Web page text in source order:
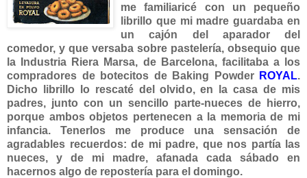
me familiaricé con un pequeño
librillo que mi madre guardaba en
un cajón del aparador del
comedor, y que versaba sobre pastelería, obsequio que
la Industria Riera Marsa, de Barcelona, facilitaba a los
compradores de botecitos de Baking Powder ROYAL.
Dicho librillo lo rescaté del olvido, en la casa de mis
padres, junto con un sencillo parte-nueces de hierro,
porque ambos objetos pertenecen a la memoria de mi
infancia. Tenerlos me produce una sensación de
agradables recuerdos: de mi padre, que nos partía las
nueces, y de mi madre, afanada cada sábado en
hacernos algo de repostería para el domingo.